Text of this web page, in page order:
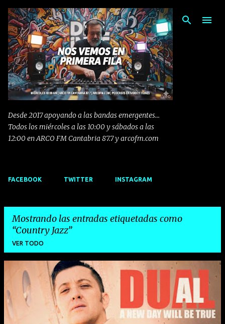
Ir al contenido principal
Desde 2017 apoyando a las bandas emergentes...
Todos los miércoles a las 10:00 y sábados a las
12:00 en ARCO FM Cantabria 87.7 y arcofm.com
FACEBOOK TWITTER INSTAGRAM
Mostrando las entradas etiquetadas como
Country Jazz
VER TODO
E
n